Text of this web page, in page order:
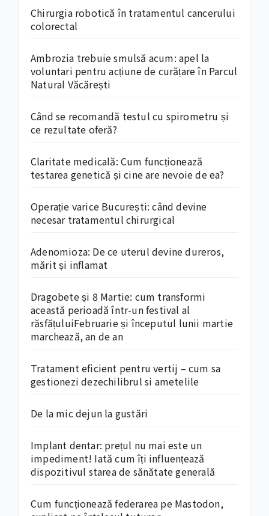
Chirurgia robotică în tratamentul cancerului
colorectal
Ambrozia trebuie smulsă acum: apel la
voluntari pentru acțiune de curățare în Parcul
Natural Văcărești
Când se recomandă testul cu spirometru și
ce rezultate oferă?
Claritate medicală: Cum funcționează
testarea genetică și cine are nevoie de ea?
Operație varice București: când devine
necesar tratamentul chirurgical
Adenomioza: De ce uterul devine dureros,
mărit și inflamat
Dragobete și 8 Martie: cum transformi
această perioadă într-un festival al
răsfățuluiFebruarie și începutul lunii martie
marchează, an de an
Tratament eficient pentru vertij – cum sa
gestionezi dezechilibrul si ametelile
De la mic dejun la gustări
Implant dentar: prețul nu mai este un
impediment! Iată cum îți influențează
dispozitivul starea de sănătate generală
Cum funcționează federarea pe Mastodon,